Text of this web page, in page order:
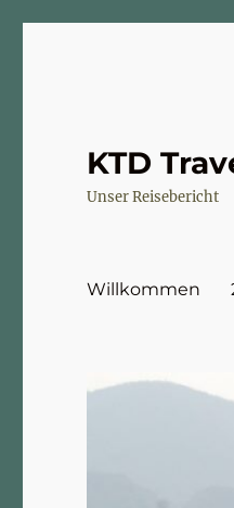
KTD
Unser Reisebericht
Willkommen